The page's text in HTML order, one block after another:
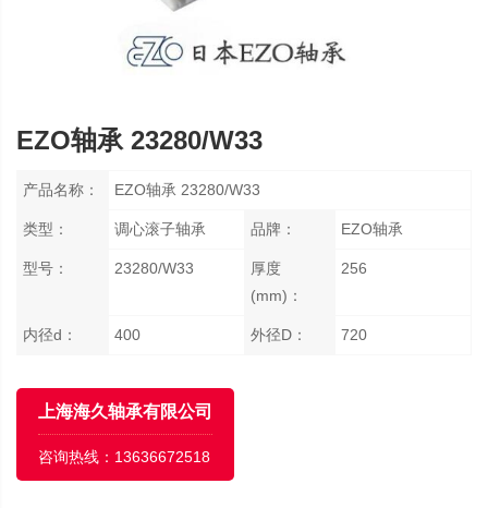
EZO轴承 23280/W33
产品名称： EZO轴承 23280/W33
类型： 调心滚子轴承 品牌： EZO轴承
型号： 23280/W33
厚度
(mm)：
256
内径d： 400 外径D： 720
上海海久轴承有限公司
咨询热线： 13636672518